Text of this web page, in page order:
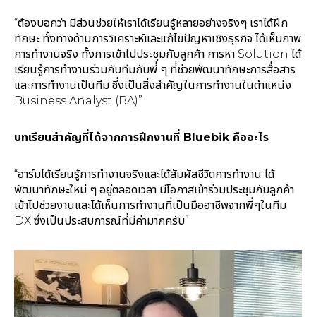
“ต้องบอกว่า มีส่วนช่วยให้เราได้เรียนรู้หลายอย่างจริงๆ เราได้ฝึก
ทักษะ ทั้งทางด้านการวิเคราะห์และแก้ไขปัญหาเชิงธุรกิจ ได้เห็นภาพ
การทำงานจริง ทั้งการเข้าไปประชุมกับลูกค้า การหา Solution ได้
เรียนรู้การทำงานร่วมกับทีมกับพี่ ๆ ที่ช่วยพัฒนาทักษะการสื่อสาร
และการทำงานเป็นทีม ซึ่งเป็นสิ่งสำคัญในการทำงานในตำแหน่ง
Business Analyst (BA)”
บทเรียนสำคัญที่ได้จากการฝึกงานที่ Bluebik คืออะไร
“อาร์มได้เรียนรู้การทำงานจริงและได้สัมผัสชีวิตการทำงาน ได้
พัฒนาทักษะใหม่ ๆ อยู่ตลอดเวลา มีโอกาสเข้าร่วมประชุมกับลูกค้า
เข้าไปช่วยงานและได้เห็นการทำงานที่เป็นมืออาชีพจากพี่ๆในทีม
DX ซึ่งเป็นประสบการณ์ที่มีค่ามากครับ”